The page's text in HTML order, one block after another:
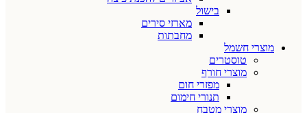
בישול
מארזי סירים
מחבתות
מוצרי חשמל
טוסטרים
מוצרי חורף
מפזרי חום
תנורי חימום
מוצרי מטבח